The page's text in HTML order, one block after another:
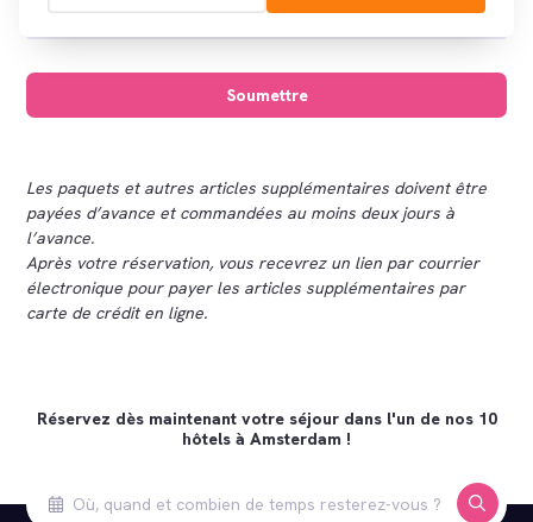
Les paquets et autres articles supplémentaires doivent être
payées d’avance et commandées au moins deux jours à
l’avance.
Après votre réservation, vous recevrez un lien par courrier
électronique pour payer les articles supplémentaires par
carte de crédit en ligne.
Réservez dès maintenant votre séjour dans l'un de nos 10
hôtels à Amsterdam !